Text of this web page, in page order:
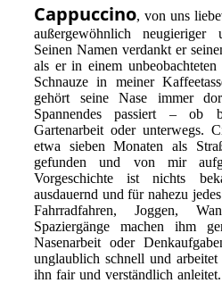
Cappuccino, von uns
außergewöhnlich
Seinen Namen verdankt er
als er in einem
Schnauze in meiner
gehört seine Nase immer
Spannendes passiert – ob
Gartenarbeit oder unterwegs.
etwa sieben Monaten als
gefunden und von mir
Vorgeschichte ist nichts
ausdauernd und für nahezu
Fahrradfahren, Joggen,
Spaziergänge machen ihm
Nasenarbeit oder
unglaublich schnell und
ihn fair und verständlich